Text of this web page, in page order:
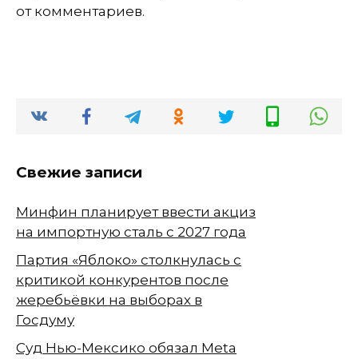
от комментариев.
Свежие записи
Минфин планирует ввести акциз
на импортную сталь с 2027 года
Партия «Яблоко» столкнулась с
критикой конкурентов после
жеребьёвки на выборах в
Госдуму
Суд Нью-Мексико обязал Meta